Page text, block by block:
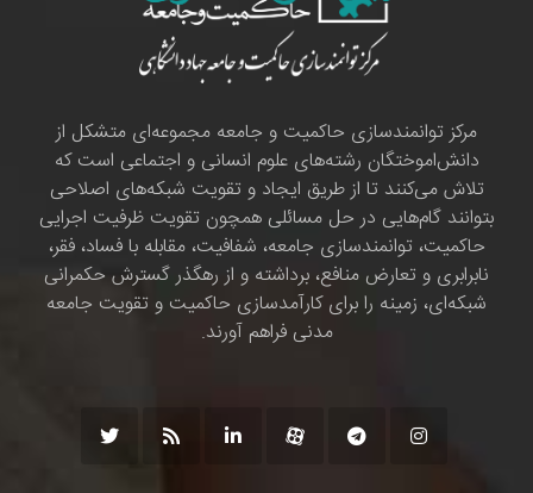
مرکز توانمندسازی حاکمیت و جامعه مجموعه‌ای متشکل از
دانش‌اموختگان رشته‌های علوم انسانی و اجتماعی است که
تلاش می‌کنند تا از طریق ایجاد و تقویت شبکه‌های اصلاحی
بتوانند گام‌هایی در حل مسائلی همچون تقویت ظرفیت اجرایی
حاکمیت، توانمندسازی جامعه، شفافیت، مقابله با فساد، فقر،
نابرابری و تعارض منافع، برداشته و از رهگذر گسترش حکمرانی
شبکه‌ای، زمینه را برای کارآمدسازی حاکمیت و تقویت جامعه
مدنی فراهم آورند.